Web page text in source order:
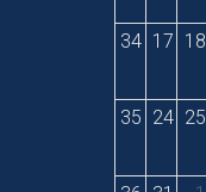
34 17 18
35 24 25